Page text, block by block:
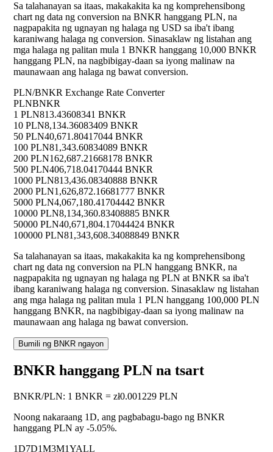
Sa talahanayan sa itaas, makakakita ka ng komprehensibong
chart ng data ng conversion na BNKR hanggang PLN, na
nagpapakita ng ugnayan ng halaga ng USD sa iba't ibang
karaniwang halaga ng conversion. Sinasaklaw ng listahan ang
mga halaga ng palitan mula 1 BNKR hanggang 10,000 BNKR
hanggang PLN, na nagbibigay-daan sa iyong malinaw na
maunawaan ang halaga ng bawat conversion.
PLN/BNKR Exchange Rate Converter
PLNBNKR
1 PLN813.43608341 BNKR
10 PLN8,134.36083409 BNKR
50 PLN40,671.80417044 BNKR
100 PLN81,343.60834089 BNKR
200 PLN162,687.21668178 BNKR
500 PLN406,718.04170444 BNKR
1000 PLN813,436.08340888 BNKR
2000 PLN1,626,872.16681777 BNKR
5000 PLN4,067,180.41704442 BNKR
10000 PLN8,134,360.83408885 BNKR
50000 PLN40,671,804.17044424 BNKR
100000 PLN81,343,608.34088849 BNKR
Sa talahanayan sa itaas, makakakita ka ng komprehensibong
chart ng data ng conversion na PLN hanggang BNKR, na
nagpapakita ng ugnayan ng halaga ng PLN at BNKR sa iba't
ibang karaniwang halaga ng conversion. Sinasaklaw ng listahan
ang mga halaga ng palitan mula 1 PLN hanggang 100,000 PLN
hanggang BNKR, na nagbibigay-daan sa iyong malinaw na
maunawaan ang halaga ng bawat conversion.
Bumili ng BNKR ngayon
BNKR hanggang PLN na tsart
BNKR/PLN: 1 BNKR = zł0.001229 PLN
Noong nakaraang 1D, ang pagbabagu-bago ng BNKR
hanggang PLN ay -5.05%.
1D7D1M3M1YALL